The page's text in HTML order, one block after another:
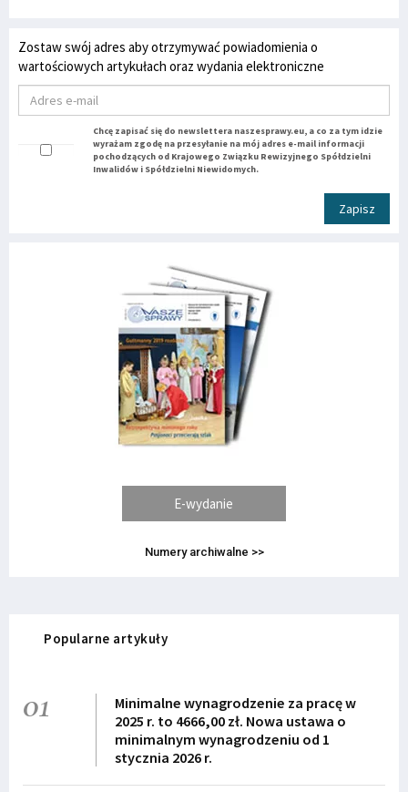
Zostaw swój adres aby otrzymywać powiadomienia o
wartościowych artykułach oraz wydania elektroniczne
Chcę zapisać się do newslettera naszesprawy.eu, a co za tym idzie
wyrażam zgodę na przesyłanie na mój adres e-mail informacji
pochodzących od Krajowego Związku Rewizyjnego Spółdzielni
Inwalidów i Spółdzielni Niewidomych.
Zapisz
E-wydanie
Numery archiwalne >>
Popularne artykuły
01
Minimalne wynagrodzenie za pracę w
2025 r. to 4666,00 zł. Nowa ustawa o
minimalnym wynagrodzeniu od 1
stycznia 2026 r.